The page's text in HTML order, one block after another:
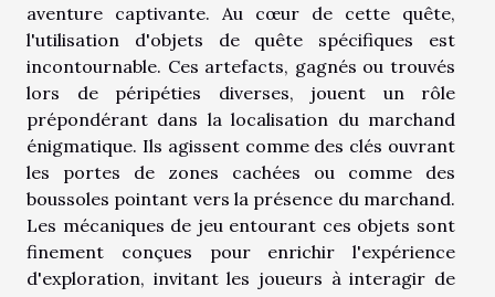
aventure captivante. Au cœur de cette quête,
l'utilisation d'objets de quête spécifiques est
incontournable. Ces artefacts, gagnés ou trouvés
lors de péripéties diverses, jouent un rôle
prépondérant dans la localisation du marchand
énigmatique. Ils agissent comme des clés ouvrant
les portes de zones cachées ou comme des
boussoles pointant vers la présence du marchand.
Les mécaniques de jeu entourant ces objets sont
finement conçues pour enrichir l'expérience
d'exploration, invitant les joueurs à interagir de